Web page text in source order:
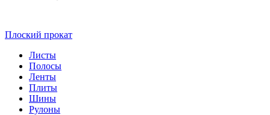
Плоский прокат
Листы
Полосы
Ленты
Плиты
Шины
Рулоны